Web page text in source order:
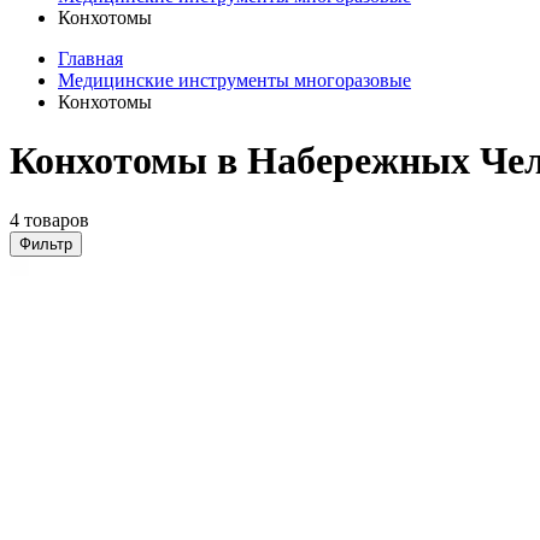
Конхотомы
Главная
Медицинские инструменты многоразовые
Конхотомы
Конхотомы в Набережных
4 товаров
Фильтр